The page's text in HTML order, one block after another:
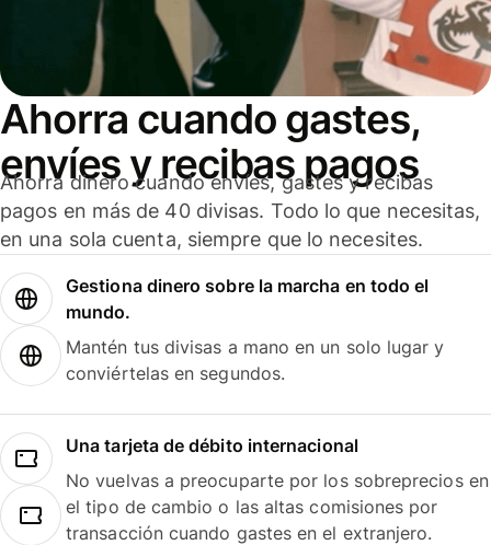
Ahorra cuando gastes,
envíes y recibas pagos
Ahorra dinero cuando envíes, gastes y recibas
pagos en más de 40 divisas. Todo lo que necesitas,
en una sola cuenta, siempre que lo necesites.
Gestiona dinero sobre la marcha en todo el
mundo.
Mantén tus divisas a mano en un solo lugar y
conviértelas en segundos.
Una tarjeta de débito internacional
No vuelvas a preocuparte por los sobreprecios en
el tipo de cambio o las altas comisiones por
transacción cuando gastes en el extranjero.